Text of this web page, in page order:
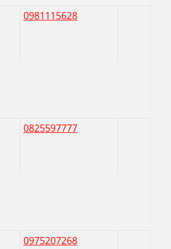
0981115628
0825597777
0975207268